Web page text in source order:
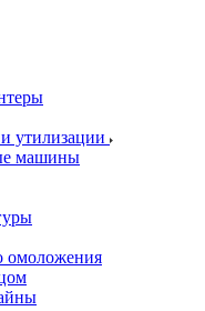
утилизации
машины
омоложения